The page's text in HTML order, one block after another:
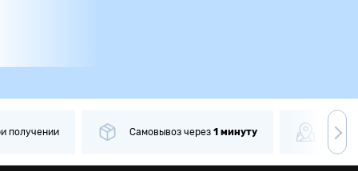
получении Самовывоз через 1 минуту Более